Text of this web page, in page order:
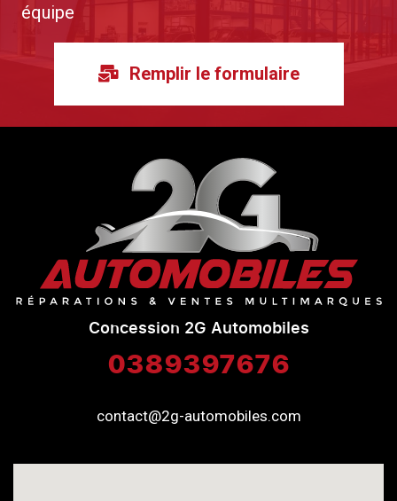
équipe
Remplir le formulaire
Concession 2G Automobiles
0389397676
contact@2g-automobiles.com